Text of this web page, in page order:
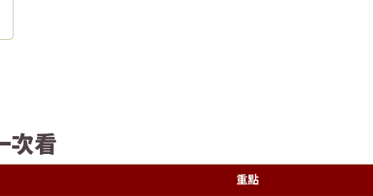
次看
重點